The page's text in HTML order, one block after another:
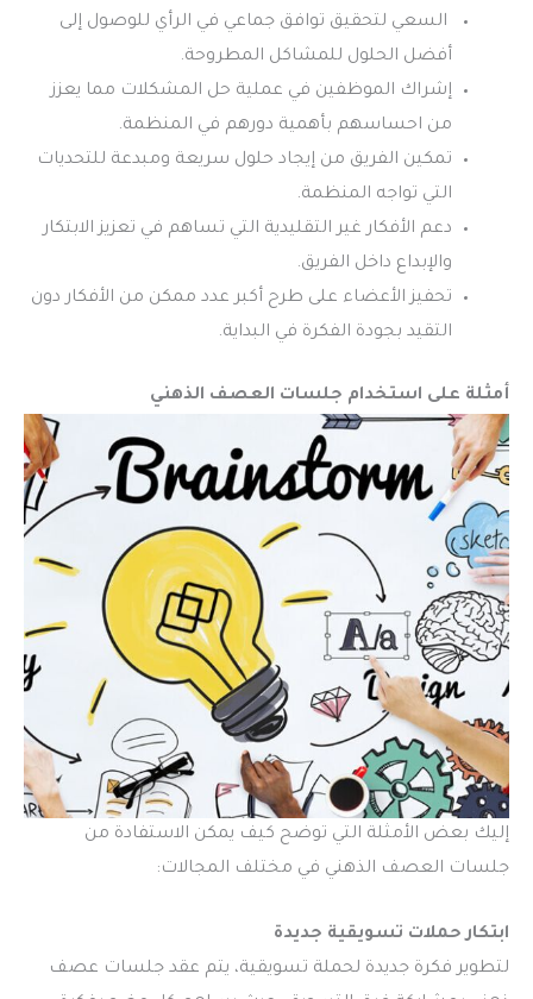
السعي لتحقيق توافق جماعي في الرأي للوصول إلى
أفضل الحلول للمشاكل المطروحة.
إشراك الموظفين في عملية حل المشكلات مما يعزز
من احساسهم بأهمية دورهم في المنظمة.
تمكين الفريق من إيجاد حلول سريعة ومبدعة للتحديات
التي تواجه المنظمة.
دعم الأفكار غير التقليدية التي تساهم في تعزيز الابتكار
والإبداع داخل الفريق.
تحفيز الأعضاء على طرح أكبر عدد ممكن من الأفكار دون
التقيد بجودة الفكرة في البداية.
أمثلة على استخدام جلسات العصف الذهني
إليك بعض الأمثلة التي توضح كيف يمكن الاستفادة من
جلسات العصف الذهني في مختلف المجالات:
ابتكار حملات تسويقية جديدة
لتطوير فكرة جديدة لحملة تسويقية، يتم عقد جلسات عصف